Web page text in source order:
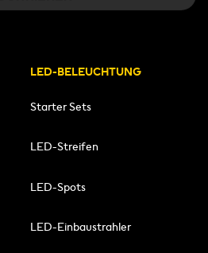
LED-BELEUCHTUNG
Starter Sets
LED-Streifen
LED-Spots
LED-Einbaustrahler